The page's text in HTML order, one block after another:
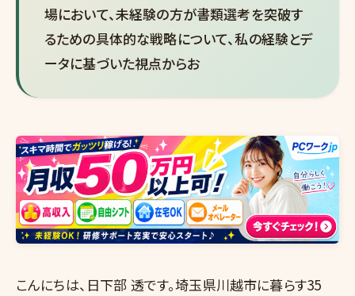
場において、未経験の方が書類選考を突破す
るための具体的な戦略について、私の経験とデ
ータに基づいた視点からお
こんにちは、日下部 透です。埼玉県川越市に暮らす35